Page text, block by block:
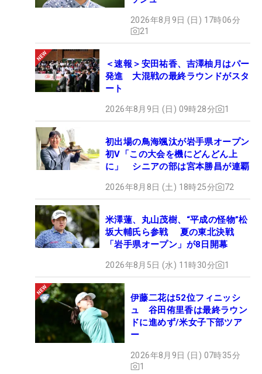
2026年8月9日 (日) 17時06分
21
＜速報＞安田祐香、吉澤柚月はパー
発進 大混戦の最終ラウンドがスタ
ート
2026年8月9日 (日) 09時28分 1
初出場の鳥海颯汰が岩手県オープン
初V「この大会を機にどんどん上
に」 シニアの部は宮本勝昌が連覇
2026年8月8日 (土) 18時25分 72
米澤蓮、丸山茂樹、“平成の怪物”松
坂大輔氏ら参戦 夏の東北決戦
「岩手県オープン」が8日開幕
2026年8月5日 (水) 11時30分 1
伊藤二花は52位フィニッシ
ュ 谷田侑里香は最終ラウン
ドに進めず/米女子下部ツア
ー
2026年8月9日 (日) 07時35分
1